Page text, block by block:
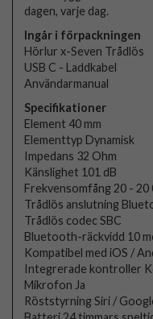
dagen, varje dag.
Ingår i förpackningen
Hörlur x-Seven Trådlös
USB C - Laddkabel
Användarmanual
Specifikationer
Element 40 mm
Elementtyp Dynamisk
Impedans 32 Ohm
Känslighet 101 dB
Frekvensomfång 20 - 20
Trådlös anslutning
Trådlös codec SBC
Bluetooth-räckvidd 10
Kompatibel med iOS /
Integrerade kontroller
Mikrofon Ja
Röststyrning Siri /